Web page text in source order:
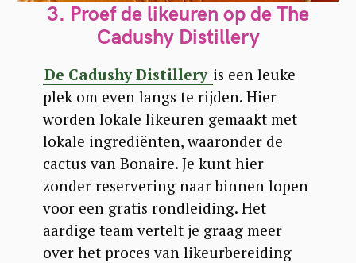
3. Proef de likeuren op de The
Cadushy Distillery
De Cadushy Distillery is een leuke
plek om even langs te rijden. Hier
worden lokale likeuren gemaakt met
lokale ingrediënten, waaronder de
cactus van Bonaire. Je kunt hier
zonder reservering naar binnen lopen
voor een gratis rondleiding. Het
aardige team vertelt je graag meer
over het proces van likeurbereiding